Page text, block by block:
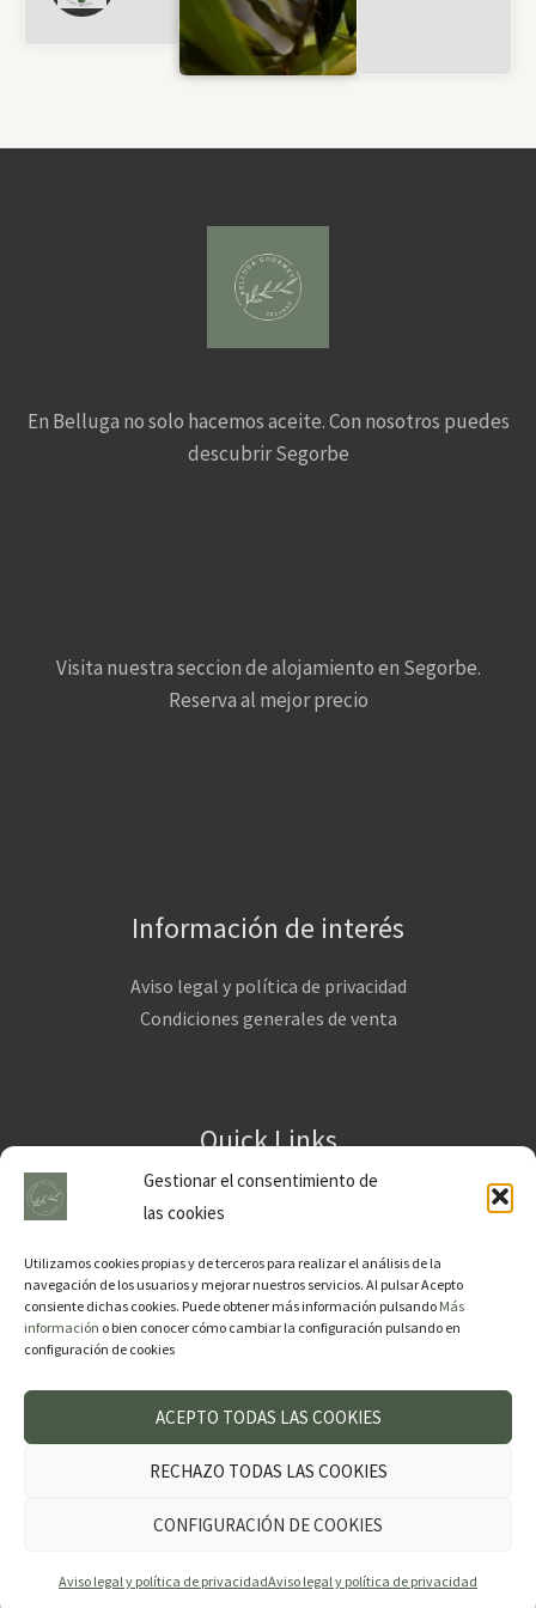
Gestionar el consentimiento de
las cookies
Utilizamos cookies propias y de terceros para realizar el análisis de la
navegación de los usuarios y mejorar nuestros servicios. Al pulsar Acepto
consiente dichas cookies. Puede obtener más información pulsando Más
información o bien conocer cómo cambiar la configuración pulsando en
configuración de cookies
ACEPTO TODAS LAS COOKIES
RECHAZO TODAS LAS COOKIES
CONFIGURACIÓN DE COOKIES
Aviso legal y política de privacidadAviso legal y política de privacidad
En Belluga no solo hacemos aceite. Con nosotros puedes
descubrir Segorbe
Visita nuestra seccion de alojamiento en Segorbe.
Reserva al mejor precio
Información de interés
Aviso legal y política de privacidad
Condiciones generales de venta
Quick Links
Tu Cuenta
Copyright © 2025 diseñado por Teresa Blasco